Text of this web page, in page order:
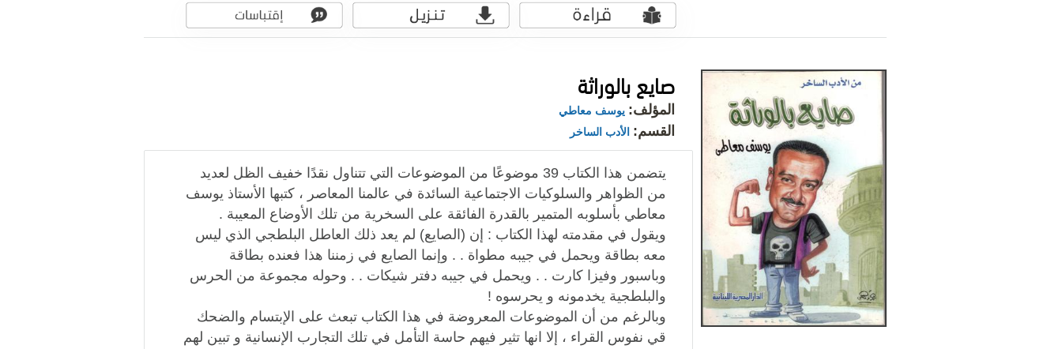
صايع بالوراثة
المؤلف: يوسف معاطي
القسم: الأدب الساخر
يتضمن هذا الكتاب 39 موضوعًا من الموضوعات التي تتناول نقدًا خفيف الظل لعديد
من الظواهر والسلوكيات الاجتماعية السائدة في عالمنا المعاصر ، كتبها الأستاذ يوسف
معاطي بأسلوبه المتمير بالقدرة الفائقة على السخرية من تلك الأوضاع المعيبة .
ويقول في مقدمته لهذا الكتاب : إن (الصايع) لم يعد ذلك العاطل البلطجي الذي ليس
معه بطاقة ويحمل في جيبه مطواة . . وإنما الصايع في زمننا هذا فعنده بطاقة
وباسبور وفيزا كارت . . ويحمل في جيبه دفتر شيكات . . وحوله مجموعة من الحرس
والبلطجية يخدمونه و يحرسوه !
وبالرغم من أن الموضوعات المعروضة في هذا الكتاب تبعث على الإبتسام والضحك
قي نفوس القراء ، إلا انها تثير فيهم حاسة التأمل في تلك التجارب الإنسانية و تبين لهم